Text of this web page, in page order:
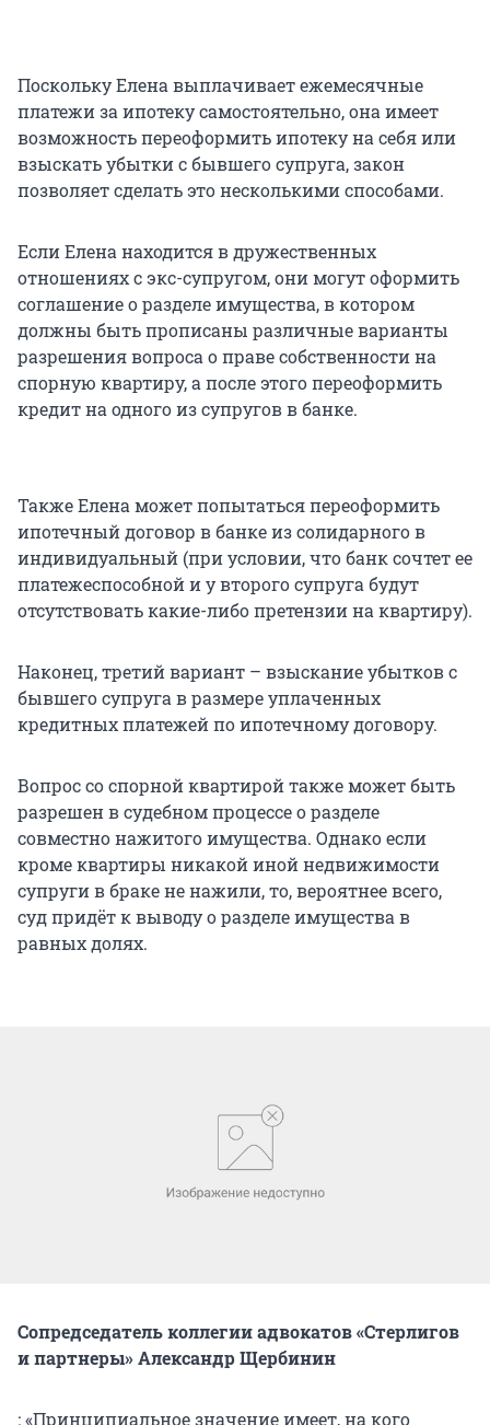
Поскольку Елена выплачивает ежемесячные
платежи за ипотеку самостоятельно, она имеет
возможность переоформить ипотеку на себя или
взыскать убытки с бывшего супруга, закон
позволяет сделать это несколькими способами.
Если Елена находится в дружественных
отношениях с экс-супругом, они могут оформить
соглашение о разделе имущества, в котором
должны быть прописаны различные варианты
разрешения вопроса о праве собственности на
спорную квартиру, а после этого переоформить
кредит на одного из супругов в банке.
Также Елена может попытаться переоформить
ипотечный договор в банке из солидарного в
индивидуальный (при условии, что банк сочтет ее
платежеспособной и у второго супруга будут
отсутствовать какие-либо претензии на квартиру).
Наконец, третий вариант – взыскание убытков с
бывшего супруга в размере уплаченных
кредитных платежей по ипотечному договору.
Вопрос со спорной квартирой также может быть
разрешен в судебном процессе о разделе
совместно нажитого имущества. Однако если
кроме квартиры никакой иной недвижимости
супруги в браке не нажили, то, вероятнее всего,
суд придёт к выводу о разделе имущества в
равных долях.
Сопредседатель коллегии адвокатов «Стерлигов
и партнеры» Александр Щербинин
: «Принципиальное значение имеет, на кого